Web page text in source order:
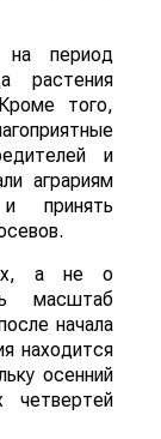
на период
растения
того,
и
аграриям
принять
а не о
масштаб
начала
находится
осенний
четвертей